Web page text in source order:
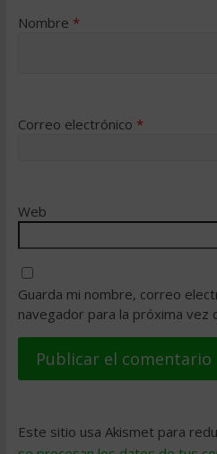
Nombre *
Correo electrónico *
Web
Guarda mi nombre, correo
navegador para la próxima vez
Este sitio usa Akismet para